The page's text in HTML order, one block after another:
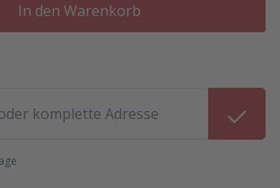
In den Warenkorb